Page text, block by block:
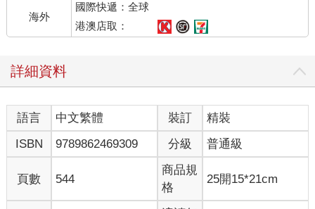
海外
國際快遞：全球
港澳店取：
詳細資料
語言 中文繁體 裝訂
精裝
ISBN
9789862469309 分級 普通級
頁數 544
商品規
格
25開15*21cm